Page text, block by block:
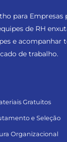
para Empresas
de RH
e acompanhar
de trabalho.
Gratuitos
e Seleção
Organizacional